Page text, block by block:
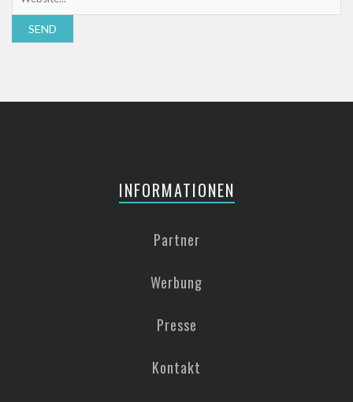
INFORMATIONEN
Partner
Werbung
Presse
Kontakt